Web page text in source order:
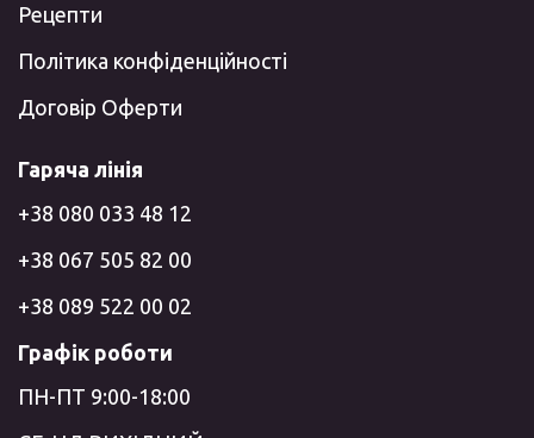
Рецепти
Політика конфіденційності
Договір Оферти
Гаряча лінія
+38 080 033 48 12
+38 067 505 82 00
+38 089 522 00 02
Графік роботи
ПН-ПТ 9:00-18:00